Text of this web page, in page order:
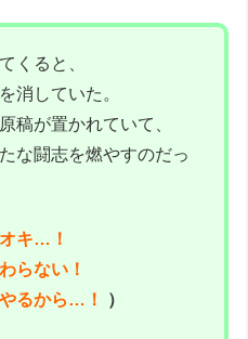
くると、
消していた。
稿が置かれていて、
な闘志を燃やすのだっ
キ…！
らない！
るから…！
）